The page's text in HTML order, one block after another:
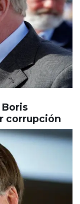
corrupción